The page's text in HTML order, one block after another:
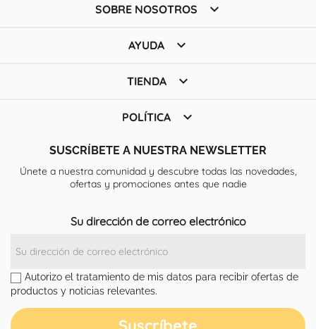
SOBRE NOSOTROS 
AYUDA 
TIENDA 
POLÍTICA 
SUSCRÍBETE A NUESTRA NEWSLETTER
Únete a nuestra comunidad y descubre todas las novedades,
ofertas y promociones antes que nadie
Su dirección de correo electrónico
Autorizo el tratamiento de mis datos para recibir ofertas de
productos y noticias relevantes.